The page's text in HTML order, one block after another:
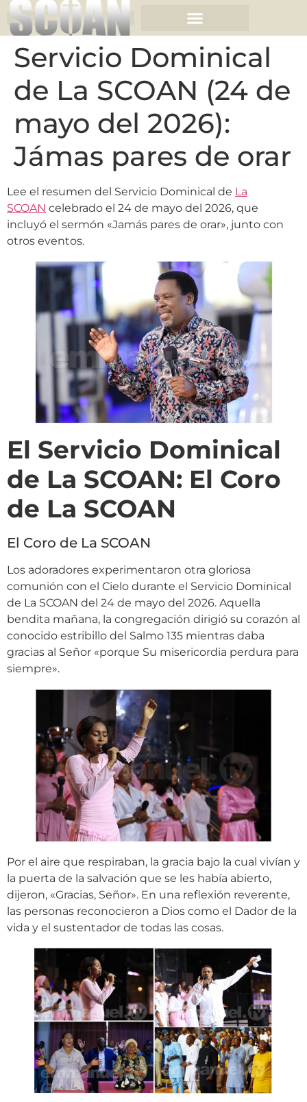
Servicio Dominical
de La SCOAN (24 de
mayo del 2026):
Jámas pares de orar
Lee el resumen del Servicio Dominical de La
SCOAN celebrado el 24 de mayo del 2026, que
incluyó el sermón «Jamás pares de orar», junto con
otros eventos.
El Servicio Dominical
de La SCOAN: El Coro
de La SCOAN
El Coro de La SCOAN
Los adoradores experimentaron otra gloriosa
comunión con el Cielo durante el Servicio Dominical
de La SCOAN del 24 de mayo del 2026. Aquella
bendita mañana, la congregación dirigió su corazón al
conocido estribillo del Salmo 135 mientras daba
gracias al Señor «porque Su misericordia perdura para
siempre».
Por el aire que respiraban, la gracia bajo la cual vivían y
la puerta de la salvación que se les había abierto,
dijeron, «Gracias, Señor». En una reflexión reverente,
las personas reconocieron a Dios como el Dador de la
vida y el sustentador de todas las cosas.